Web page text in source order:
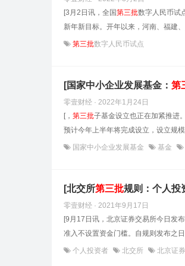
[3月2日讯，全国第三批数字人民币试
新年新目标。开年以来，河南、福建
第三批数字人民币试点
[国家中小企业发展基金： 第
零壹财经 · 2022年1月24日
[， 第三批子基金设立也正在加紧推进
预计今年上半年将完成设立，设立规
国家中小企业发展基金 基金
[北交所第三批规则：个人投
零壹财经 · 2021年9月17日
[9月17日讯，北京证券交易所今日发
准入不设置资金门槛。自规则发布之
个人投资者 北交所 北京证